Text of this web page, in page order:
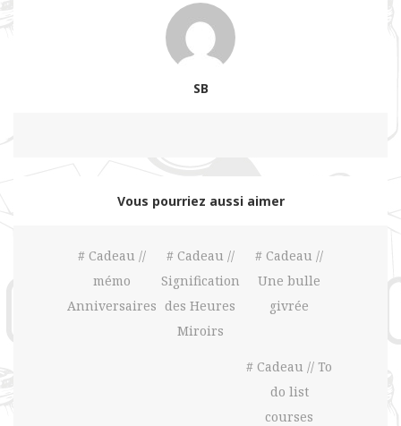
SB
Vous pourriez aussi aimer
# Cadeau //
mémo
Anniversaires
# Cadeau //
Signification
des Heures
Miroirs
# Cadeau //
Une bulle
givrée
# Cadeau // To
do list
courses